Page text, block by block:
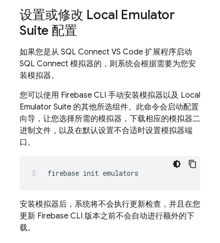
设置或修改 Local Emulator
Suite 配置
如果您是从 SQL Connect VS Code 扩展程序启动
SQL Connect 模拟器的，则系统会根据需要为您安
装模拟器。
您可以使用 Firebase CLI 手动安装模拟器以及 Local
Emulator Suite 的其他所选组件。此命令会启动配置
向导，让您选择所需的模拟器，下载相应的模拟器二
进制文件，以及在默认设置不合适时设置模拟器端
口。
firebase init emulators
安装模拟器后，系统将不会执行更新检查，并且在您
更新 Firebase CLI 版本之前不会自动进行额外的下
载。